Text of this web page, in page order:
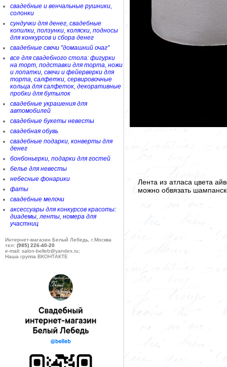
свадебные и венчальные рушники,
солонки
сундучки для денег, свадебные
копилки, ползунки, коляски, подносы
для конкурсов и сбора денег
свадебные свечи "домашний очаг"
все для свадебного стола: фигурки
на торт, подставки для торта, ножи
и лопатки, свечи и фейерверки для
торта, салфетки, сервировочные
кольца для салфеток, декоративные
пробки для бутылок
свадебные украшения для
автомобилей
свадебные букеты невесты
свадебная обувь
свадебные подарки, конверты для
денег
бонбоньерки, подарки для гостей
белье для невесты
небесные фонарики
фаты
свадебные мелочи
аксессуары для конкурсов красоты:
диадемы, ленты, номера для
участниц
Интернет-магазин Белый Лебедь, г.Москва
тел: (985) 226-40-20
e-mail: salon-belleb@yandex.ru;
Наша группа ВКОНТАКТЕ
Лента из атласа цвета
можно обвязать